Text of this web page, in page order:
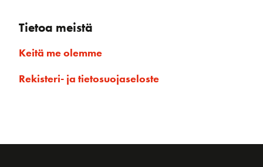
Tietoa meistä
Keitä me olemme
Rekisteri- ja tietosuojaseloste